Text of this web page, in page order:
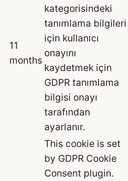
11
months
kategorisindeki
tanımlama bilgileri
için kullanıcı
onayını
kaydetmek için
GDPR tanımlama
bilgisi onayı
tarafından
ayarlanır.
This cookie is set
by GDPR Cookie
Consent plugin.